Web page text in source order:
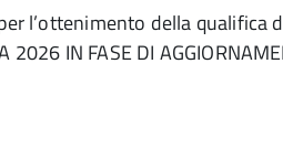
l’ottenimento della qualifica
IN FASE DI